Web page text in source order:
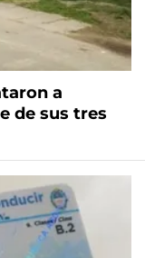
a
de sus tres